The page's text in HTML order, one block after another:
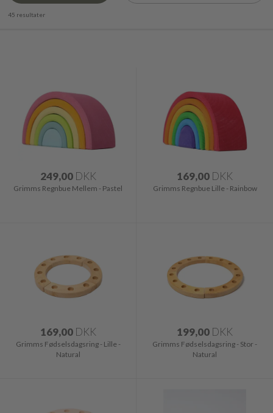
45 resultater
249,00 DKK
Grimms Regnbue Mellem - Pastel
169,00 DKK
Grimms Regnbue Lille - Rainbow
169,00 DKK
Grimms Fødselsdagsring - Lille -
Natural
199,00 DKK
Grimms Fødselsdagsring - Stor -
Natural